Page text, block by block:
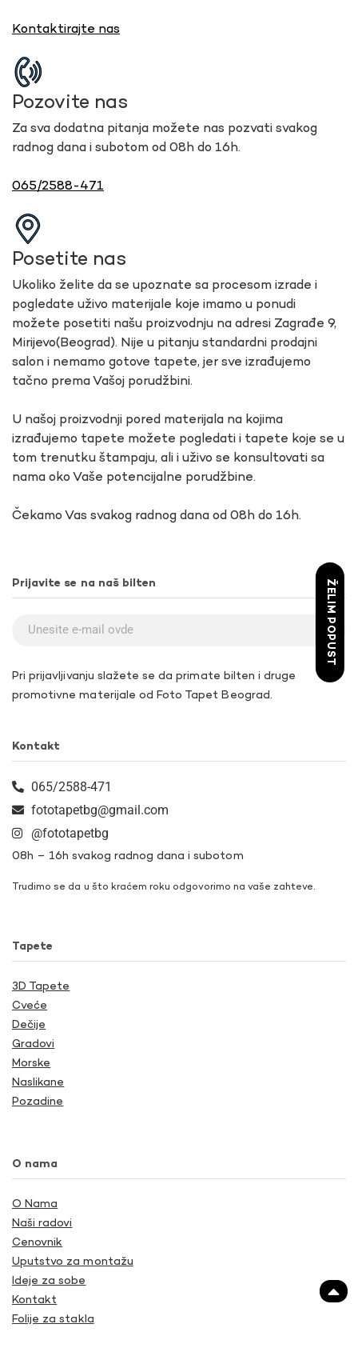
Kontaktirajte nas
Pozovite nas
Za sva dodatna pitanja možete nas pozvati svakog
radnog dana i subotom od 08h do 16h.
065/2588-471
Posetite nas
Ukoliko želite da se upoznate sa procesom izrade i
pogledate uživo materijale koje imamo u ponudi
možete posetiti našu proizvodnju na adresi Zagrađe 9,
Mirijevo(Beograd). Nije u pitanju standardni prodajni
salon i nemamo gotove tapete, jer sve izrađujemo
tačno prema Vašoj porudžbini.
U našoj proizvodnji pored materijala na kojima
izrađujemo tapete možete pogledati i tapete koje se u
tom trenutku štampaju, ali i uživo se konsultovati sa
nama oko Vaše potencijalne porudžbine.
Čekamo Vas svakog radnog dana od 08h do 16h.
Prijavite se na naš bilten
Pri prijavljivanju slažete se da primate bilten i druge
promotivne materijale od Foto Tapet Beograd.
Kontakt
065/2588-471
fototapetbg@gmail.com
@fototapetbg
08h – 16h svakog radnog dana i subotom
Trudimo se da u što kraćem roku odgovorimo na vaše zahteve.
Tapete
3D Tapete
Cveće
Dečije
Gradovi
Morske
Naslikane
Pozadine
O nama
O Nama
Naši radovi
Cenovnik
Uputstvo za montažu
Ideje za sobe
Kontakt
Folije za stakla
ŽELIM POPUST